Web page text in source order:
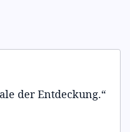
der Entdeckung.“